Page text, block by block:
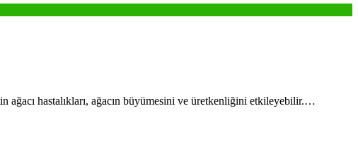
ağacı hastalıkları, ağacın büyümesini ve üretkenliğini etkileyebilir.…